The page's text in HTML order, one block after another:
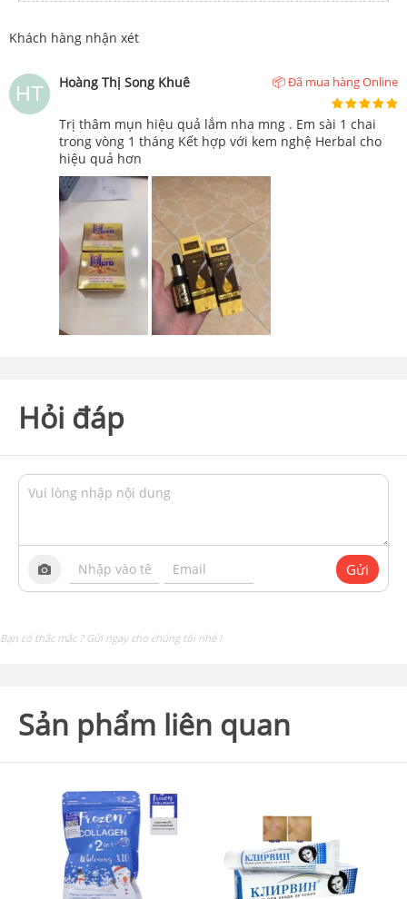
Khách hàng nhận xét
Hoàng Thị Song Khuê 📦 Đã mua hàng Online
Trị thâm mụn hiệu quả lắm nha mng . Em sài 1 chai
trong vòng 1 tháng Kết hợp với kem nghệ Herbal cho
hiệu quả hơn
Hỏi đáp
Gửi
Bạn có thắc mắc ? Gửi ngay cho chúng tôi nhé !
Sản phẩm liên quan